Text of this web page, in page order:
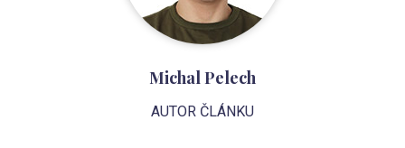
Michal Pelech
AUTOR ČLÁNKU